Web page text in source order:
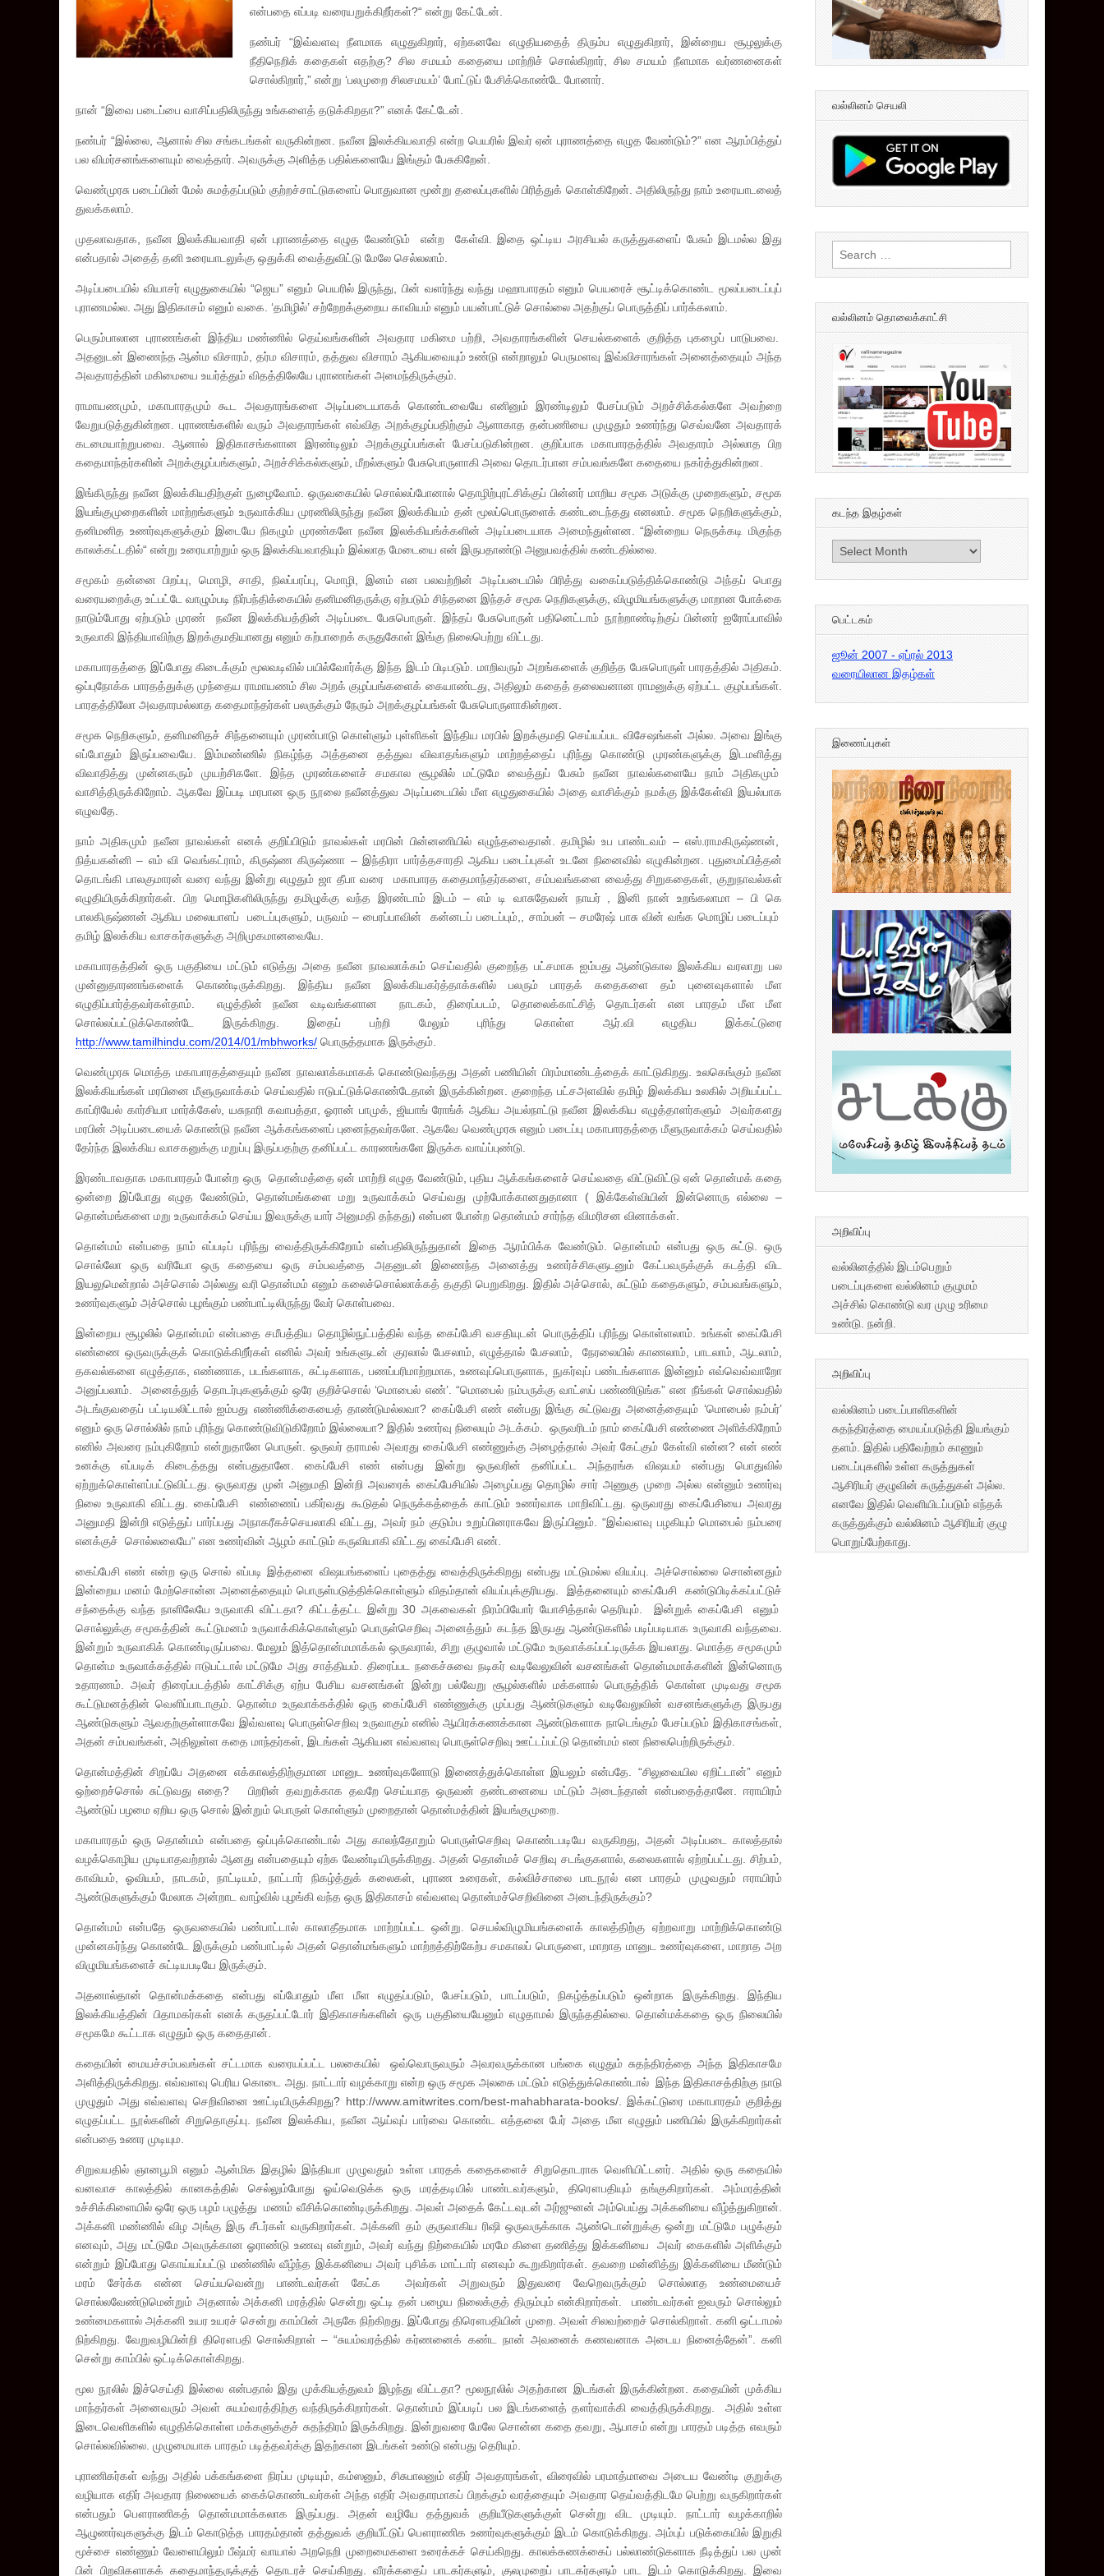
என்பதை எப்படி வரையறுக்கிறீர்கள்?“ என்று கேட்டேன்.
நண்பர் “இவ்வளவு நீளமாக எழுதுகிறார், ஏற்கனவே எழுதியதைத் திரும்ப எழுதுகிறார், இன்றைய சூழலுக்கு
நீதிநெறிக் கதைகள் எதற்கு? சில சமயம் கதையை மாற்றிச் சொல்கிறார், சில சமயம் நீளமாக வர்ணனைகள்
சொல்கிறார்,” என்று ‘பலமுறை சிலசமயம்’ போட்டுப் பேசிக்கொண்டே போனார்.
நான் “இவை படைப்பை வாசிப்பதிலிருந்து உங்களைத் தடுக்கிறதா?” எனக் கேட்டேன்.
நண்பர் “இல்லை, ஆனால் சில சங்கடங்கள் வருகின்றன. நவீன இலக்கியவாதி என்ற பெயரில் இவர் ஏன் புராணத்தை எழுத வேண்டும்?” என ஆரம்பித்துப்
பல விமர்சனங்களையும் வைத்தார். அவருக்கு அளித்த பதில்களையே இங்கும் பேசுகிறேன்.
வெண்முரசு படைப்பின் மேல் சுமத்தப்படும் குற்றச்சாட்டுகளைப் பொதுவான மூன்று தலைப்புகளில் பிரித்துக் கொள்கிறேன். அதிலிருந்து நாம் உரையாடலைத்
துவக்கலாம்.
முதலாவதாக, நவீன இலக்கியவாதி ஏன் புராணத்தை எழுத வேண்டும் என்ற கேள்வி. இதை ஒட்டிய அரசியல் கருத்துகளைப் பேசும் இடமல்ல இது
என்பதால் அதைத் தனி உரையாடலுக்கு ஒதுக்கி வைத்துவிட்டு மேலே செல்லலாம்.
அடிப்படையில் வியாசர் எழுதுகையில் “ஜெய” எனும் பெயரில் இருந்து, பின் வளர்ந்து வந்து மஹாபாரதம் எனும் பெயரைச் சூட்டிக்கொண்ட மூலப்படைப்புப்
புராணமல்ல. அது இதிகாசம் எனும் வகை. ‘தமிழில்’ சற்றேறக்குறைய காவியம் எனும் பயன்பாட்டுச் சொல்லை அதற்குப் பொருத்திப் பார்க்கலாம்.
பெரும்பாலான புராணங்கள் இந்திய மண்ணில் தெய்வங்களின் அவதார மகிமை பற்றி, அவதாரங்களின் செயல்களைக் குறித்த புகழைப் பாடுபவை.
அதனுடன் இணைந்த ஆன்ம விசாரம், தர்ம விசாரம், தத்துவ விசாரம் ஆகியவையும் உண்டு என்றாலும் பெருமளவு இவ்விசாரங்கள் அனைத்தையும் அந்த
அவதாரத்தின் மகிமையை உயர்த்தும் விதத்திலேயே புராணங்கள் அமைந்திருக்கும்.
ராமாயணமும், மகாபாரதமும் கூட அவதாரங்களை அடிப்படையாகக் கொண்டவையே எனினும் இரண்டிலும் பேசப்படும் அறச்சிக்கல்களே அவற்றை
வேறுபடுத்துகின்றன. புராணங்களில் வரும் அவதாரங்கள் எவ்வித அறக்குழப்பதிற்கும் ஆளாகாத தன்பணியை முழுதும் உணர்ந்து செவ்வனே அவதாரக்
கடமையாற்றுபவை. ஆனால் இதிகாசங்களான இரண்டிலும் அறக்குழப்பங்கள் பேசப்படுகின்றன. குறிப்பாக மகாபாரதத்தில் அவதாரம் அல்லாத பிற
கதைமாந்தர்களின் அறக்குழப்பங்களும், அறச்சிக்கல்களும், மீறல்களும் பேசுபொருளாகி அவை தொடர்பான சம்பவங்களே கதையை நகர்த்துகின்றன.
இங்கிருந்து நவீன இலக்கியதிற்குள் நுழைவோம். ஒருவகையில் சொல்லப்போனால் தொழிற்புரட்சிக்குப் பின்னர் மாறிய சமூக அடுக்கு முறைகளும், சமூக
இயங்குமுறைகளின் மாற்றங்களும் உருவாக்கிய முரணிலிருந்து நவீன இலக்கியம் தன் மூலப்பொருளைக் கண்டடைந்தது எனலாம். சமூக நெறிகளுக்கும்,
தனிமனித உணர்வுகளுக்கும் இடையே நிகழும் முரண்களே நவீன இலக்கியங்க்களின் அடிப்படையாக அமைந்துள்ளன. “இன்றைய நெருக்கடி மிகுந்த
காலக்கட்டதில்“ என்று உரையாற்றும் ஒரு இலக்கியவாதியும் இல்லாத மேடையை என் இருபதாண்டு அனுபவத்தில் கண்டதில்லை.
சமூகம் தன்னை பிறப்பு, மொழி, சாதி, நிலப்பரப்பு, மொழி, இனம் என பலவற்றின் அடிப்படையில் பிரித்து வகைப்படுத்திக்கொண்டு அந்தப் பொது
வரையறைக்கு உட்பட்டே வாழும்படி நிர்பந்திக்கையில் தனிமனிதருக்கு ஏற்படும் சிந்தனை இந்தச் சமூக நெறிகளுக்கு, விழுமியங்களுக்கு மாறான போக்கை
நாடும்போது ஏற்படும் முரண் நவீன இலக்கியத்தின் அடிப்படை பேசுபொருள். இந்தப் பேசுபொருள் பதினெட்டாம் நூற்றாண்டிற்குப் பின்னர் ஐரோப்பாவில்
உருவாகி இந்தியாவிற்கு இறக்குமதியானது எனும் கற்பாறைக் கருதுகோள் இங்கு நிலைபெற்று விட்டது.
மகாபாரதத்தை இப்போது கிடைக்கும் மூலவடிவில் பயில்வோர்க்கு இந்த இடம் பிடிபடும். மாறிவரும் அறங்களைக் குறித்த பேசுபொருள் பாரதத்தில் அதிகம்.
ஒப்புநோக்க பாரதத்துக்கு முந்தைய ராமாயணம் சில அறக் குழப்பங்களைக் கையாண்டது, அதிலும் கதைத் தலைவனான ராமனுக்கு ஏற்பட்ட குழப்பங்கள்.
பாரதத்திலோ அவதாரமல்லாத கதைமாந்தர்கள் பலருக்கும் நேரும் அறக்குழப்பங்கள் பேசுபொருளாகின்றன.
சமூக நெறிகளும், தனிமனிதச் சிந்தனையும் முரண்பாடு கொள்ளும் புள்ளிகள் இந்திய மரபில் இறக்குமதி செய்யப்பட விசேஷங்கள் அல்ல. அவை இங்கு
எப்போதும் இருப்பவையே. இம்மண்ணில் நிகழ்ந்த அத்தனை தத்துவ விவாதங்களும் மாற்றத்தைப் புரிந்து கொண்டு முரண்களுக்கு இடமளித்து
விவாதித்து முன்னகரும் முயற்சிகளே. இந்த முரண்களைச் சமகால சூழலில் மட்டுமே வைத்துப் பேசும் நவீன நாவல்களையே நாம் அதிகமும்
வாசித்திருக்கிறோம். ஆகவே இப்படி மரபான ஒரு நூலை நவீனத்துவ அடிப்படையில் மீள எழுதுகையில் அதை வாசிக்கும் நமக்கு இக்கேள்வி இயல்பாக
எழுவதே.
நாம் அதிகமும் நவீன நாவல்கள் எனக் குறிப்பிடும் நாவல்கள் மரபின் பின்னணியில் எழுந்தவைதான். தமிழில் உப பாண்டவம் – எஸ்.ராமகிருஷ்ணன்,
நித்யகன்னி – எம் வி வெங்கட்ராம், கிருஷ்ண கிருஷ்ணா – இந்திரா பார்த்தசாரதி ஆகிய படைப்புகள் உடனே நினைவில் எழுகின்றன. புதுமைப்பித்தன்
தொடங்கி பாலகுமாரன் வரை வந்து இன்று எழுதும் ஜா தீபா வரை மகாபாரத கதைமாந்தர்களை, சம்பவங்களை வைத்து சிறுகதைகள், குறுநாவல்கள்
எழுதியிருக்கிறார்கள். பிற மொழிகளிலிருந்து தமிழுக்கு வந்த இரண்டாம் இடம் – எம் டி வாசுதேவன் நாயர் , இனி நான் உறங்கலாமா – பி கெ
பாலகிருஷ்ணன் ஆகிய மலையாளப் படைப்புகளும், பருவம் – பைரப்பாவின் கன்னடப் படைப்பும்,, சாம்பன் – சமரேஷ் பாசு வின் வங்க மொழிப் படைப்பும்
தமிழ் இலக்கிய வாசகர்களுக்கு அறிமுகமானவையே.
மகாபாரதத்தின் ஒரு பகுதியை மட்டும் எடுத்து அதை நவீன நாவலாக்கம் செய்வதில் குறைந்த பட்சமாக ஐம்பது ஆண்டுகால இலக்கிய வரலாறு பல
முன்னுதாரணங்களைக் கொண்டிருக்கிறது. இந்திய நவீன இலக்கியகர்த்தாக்களில் பலரும் பாரதக் கதைகளை தம் புனைவுகளால் மீள
எழுதிப்பார்த்தவர்கள்தாம். எழுத்தின் நவீன வடிவங்களான நாடகம், திரைப்படம், தொலைக்காட்சித் தொடர்கள் என பாரதம் மீள மீள
சொல்லப்பட்டுக்கொண்டே இருக்கிறது. இதைப் பற்றி மேலும் புரிந்து கொள்ள ஆர்.வி எழுதிய இக்கட்டுரை
http://www.tamilhindu.com/2014/01/mbhworks/ பொருத்தமாக இருக்கும்.
வெண்முரசு மொத்த மகாபாரதத்தையும் நவீன நாவலாக்கமாகக் கொண்டுவந்தது அதன் பணியின் பிரம்மாண்டத்தைக் காட்டுகிறது. உலகெங்கும் நவீன
இலக்கியங்கள் மரபினை மீளுருவாக்கம் செய்வதில் ஈடுபட்டுக்கொண்டேதான் இருக்கின்றன. குறைந்த பட்சஅளவில் தமிழ் இலக்கிய உலகில் அறியப்பட்ட
காப்ரியேல் கார்சியா மார்க்கேஸ், யசுநாரி கவாபத்தா, ஓரான் பாமுக், ஜியாங் ரோங்க் ஆகிய அயல்நாட்டு நவீன இலக்கிய எழுத்தாளர்களும் அவர்களது
மரபின் அடிப்படையைக் கொண்டு நவீன ஆக்கங்களைப் புனைந்தவர்களே. ஆகவே வெண்முரசு எனும் படைப்பு மகாபாரதத்தை மீளுருவாக்கம் செய்வதில்
தேர்ந்த இலக்கிய வாசகனுக்கு மறுப்பு இருப்பதற்கு தனிப்பட்ட காரணங்களே இருக்க வாய்ப்புண்டு.
இரண்டாவதாக மகாபாரதம் போன்ற ஒரு தொன்மத்தை ஏன் மாற்றி எழுத வேண்டும், புதிய ஆக்கங்களைச் செய்வதை விட்டுவிட்டு ஏன் தொன்மக் கதை
ஒன்றை இப்போது எழுத வேண்டும், தொன்மங்களை மறு உருவாக்கம் செய்வது முற்போக்கானதுதானா ( இக்கேள்வியின் இன்னொரு எல்லை –
தொன்மங்களை மறு உருவாக்கம் செய்ய இவருக்கு யார் அனுமதி தந்தது) என்பன போன்ற தொன்மம் சார்ந்த விமரிசன வினாக்கள்.
தொன்மம் என்பதை நாம் எப்படிப் புரிந்து வைத்திருக்கிறோம் என்பதிலிருந்துதான் இதை ஆரம்பிக்க வேண்டும். தொன்மம் என்பது ஒரு சுட்டு. ஒரு
சொல்லோ ஒரு வரியோ ஒரு கதையை ஒரு சம்பவத்தை அதனுடன் இணைந்த அனைத்து உணர்ச்சிகளுடனும் கேட்பவருக்குக் கடத்தி விட
இயலுமென்றால் அச்சொல் அல்லது வரி தொன்மம் எனும் கலைச்சொல்லாக்கத் தகுதி பெறுகிறது. இதில் அச்சொல், சுட்டும் கதைகளும், சம்பவங்களும்,
உணர்வுகளும் அச்சொல் புழங்கும் பண்பாட்டிலிருந்து வேர் கொள்பவை.
இன்றைய சூழலில் தொன்மம் என்பதை சமீபத்திய தொழில்நுட்பத்தில் வந்த கைப்பேசி வசதியுடன் பொருத்திப் புரிந்து கொள்ளலாம். உங்கள் கைப்பேசி
எண்ணை ஒருவருக்குக் கொடுக்கிறீர்கள் எனில் அவர் உங்களுடன் குரலால் பேசலாம், எழுத்தால் பேசலாம், நேரலையில் காணலாம், பாடலாம், ஆடலாம்,
தகவல்களை எழுத்தாக, எண்ணாக, படங்களாக, சுட்டிகளாக, பணப்பரிமாற்றமாக, உணவுப்பொருளாக, நுகர்வுப் பண்டங்களாக இன்னும் எவ்வெவ்வாறோ
அனுப்பலாம். அனைத்துத் தொடர்புகளுக்கும் ஒரே குறிச்சொல் ‘மொபைல் எண்’. “மொபைல் நம்பருக்கு வாட்ஸப் பண்ணிடுங்க” என நீங்கள் சொல்வதில்
அடங்குவதைப் பட்டியலிட்டால் ஐம்பது எண்ணிக்கையைத் தாண்டுமல்லவா? கைப்பேசி எண் என்பது இங்கு சுட்டுவது அனைத்தையும் ‘மொபைல் நம்பர்’
எனும் ஒரு சொல்லில் நாம் புரிந்து கொண்டுவிடுகிறோம் இல்லையா? இதில் உணர்வு நிலையும் அடக்கம். ஒருவரிடம் நாம் கைப்பேசி எண்ணை அளிக்கிறோம்
எனில் அவரை நம்புகிறோம் என்றுதானே பொருள். ஒருவர் தராமல் அவரது கைப்பேசி எண்ணுக்கு அழைத்தால் அவர் கேட்கும் கேள்வி என்ன? என் எண்
உனக்கு எப்படிக் கிடைத்தது என்பதுதானே. கைப்பேசி எண் என்பது இன்று ஒருவரின் தனிப்பட்ட அந்தரங்க விஷயம் என்பது பொதுவில்
ஏற்றுக்கொள்ளப்பட்டுவிட்டது. ஒருவரது முன் அனுமதி இன்றி அவரைக் கைப்பேசியில் அழைப்பது தொழில் சார் அணுகு முறை அல்ல என்னும் உணர்வு
நிலை உருவாகி விட்டது. கைப்பேசி எண்ணைப் பகிர்வது கூடுதல் நெருக்கத்தைக் காட்டும் உணர்வாக மாறிவிட்டது. ஒருவரது கைப்பேசியை அவரது
அனுமதி இன்றி எடுத்துப் பார்ப்பது அநாகரீகச்செயலாகி விட்டது, அவர் நம் குடும்ப உறுப்பினராகவே இருப்பினும். “இவ்வளவு பழகியும் மொபைல் நம்பரை
எனக்குச் சொல்லலையே“ என உணர்வின் ஆழம் காட்டும் கருவியாகி விட்டது கைப்பேசி எண்.
கைப்பேசி எண் என்ற ஒரு சொல் எப்படி இத்தனை விஷயங்களைப் புதைத்து வைத்திருக்கிறது என்பது மட்டுமல்ல வியப்பு. அச்சொல்லை சொன்னதும்
இன்றைய மனம் மேற்சொன்ன அனைத்தையும் பொருள்படுத்திக்கொள்ளும் விதம்தான் வியப்புக்குரியது. இத்தனையும் கைப்பேசி கண்டுபிடிக்கப்பட்டுச்
சந்தைக்கு வந்த நாளிலேயே உருவாகி விட்டதா? கிட்டத்தட்ட இன்று 30 அகவைகள் நிரம்பியோர் யோசித்தால் தெரியும். இன்றுக் கைப்பேசி எனும்
சொல்லுக்கு சமூகத்தின் கூட்டுமனம் உருவாக்கிக்கொள்ளும் பொருள்செறிவு அனைத்தும் கடந்த இருபது ஆண்டுகளில் படிப்படியாக உருவாகி வந்தவை.
இன்றும் உருவாகிக் கொண்டிருப்பவை. மேலும் இத்தொன்மமாக்கல் ஒருவரால், சிறு குழுவால் மட்டுமே உருவாக்கப்பட்டிருக்க இயலாது. மொத்த சமூகமும்
தொன்ம உருவாக்கத்தில் ஈடுபட்டால் மட்டுமே அது சாத்தியம். திரைப்பட நகைச்சுவை நடிகர் வடிவேலுவின் வசனங்கள் தொன்மமாக்களின் இன்னொரு
உதாரணம். அவர் திரைப்படத்தில் காட்சிக்கு ஏற்ப பேசிய வசனங்கள் இன்று பல்வேறு சூழல்களில் மக்களால் பொருத்திக் கொள்ள முடிவது சமூக
கூட்டுமனத்தின் வெளிப்பாடாகும். தொன்ம உருவாக்கக்தில் ஒரு கைப்பேசி எண்ணுக்கு முப்பது ஆண்டுகளும் வடிவேலுவின் வசனங்களுக்கு இருபது
ஆண்டுகளும் ஆவதற்குள்ளாகவே இவ்வளவு பொருள்செறிவு உருவாகும் எனில் ஆயிரக்கணக்கான ஆண்டுகளாக நாடெங்கும் பேசப்படும் இதிகாசங்கள்,
அதன் சம்பவங்கள், அதிலுள்ள கதை மாந்தர்கள், இடங்கள் ஆகியன எவ்வளவு பொருள்செறிவு ஊட்டப்பட்டு தொன்மம் என நிலைபெற்றிருக்கும்.
தொன்மத்தின் சிறப்பே அதனை எக்காலத்திற்குமான மானுட உணர்வுகளோடு இணைத்துக்கொள்ள இயலும் என்பதே. “சிலுவையில ஏறிட்டான்” எனும்
ஒற்றைச்சொல் சுட்டுவது எதை? பிறரின் தவறுக்காக தவறே செய்யாத ஒருவன் தண்டனையை மட்டும் அடைந்தான் என்பதைத்தானே. ஈராயிரம்
ஆண்டுப் பழமை ஏறிய ஒரு சொல் இன்றும் பொருள் கொள்ளும் முறைதான் தொன்மத்தின் இயங்குமுறை.
மகாபாரதம் ஒரு தொன்மம் என்பதை ஒப்புக்கொண்டால் அது காலந்தோறும் பொருள்செறிவு கொண்டபடியே வருகிறது, அதன் அடிப்படை காலத்தால்
வழக்கொழிய முடியாதவற்றால் ஆனது என்பதையும் ஏற்க வேண்டியிருக்கிறது. அதன் தொன்மச் செறிவு சடங்குகளால், கலைகளால் ஏற்றப்பட்டது. சிற்பம்,
காவியம், ஓவியம், நாடகம், நாட்டியம், நாட்டார் நிகழ்த்துக் கலைகள், புராண உரைகள், கல்விச்சாலை பாடநூல் என பாரதம் முழுவதும் ஈராயிரம்
ஆண்டுகளுக்கும் மேலாக அன்றாட வாழ்வில் புழங்கி வந்த ஒரு இதிகாசம் எவ்வளவு தொன்மச்செறிவினை அடைந்திருக்கும்?
தொன்மம் என்பதே ஒருவகையில் பண்பாட்டால் காலாதீதமாக மாற்றப்பட்ட ஒன்று. செயல்விழுமியங்களைக் காலத்திற்கு ஏற்றவாறு மாற்றிக்கொண்டு
முன்னகர்ந்து கொண்டே இருக்கும் பண்பாட்டில் அதன் தொன்மங்களும் மாற்றத்திற்கேற்ப சமகாலப் பொருளை, மாறாத மானுட உணர்வுகளை, மாறாத அற
விழுமியங்களைச் சுட்டியபடியே இருக்கும்.
அதனால்தான் தொன்மக்கதை என்பது எப்போதும் மீள மீள எழுதப்படும், பேசப்படும், பாடப்படும், நிகழ்த்தப்படும் ஒன்றாக இருக்கிறது. இந்திய
இலக்கியத்தின் பிதாமகர்கள் எனக் கருதப்பட்டோர் இதிகாசங்களின் ஒரு பகுதியையேனும் எழுதாமல் இருந்ததில்லை. தொன்மக்கதை ஒரு நிலையில்
சமூகமே கூட்டாக எழுதும் ஒரு கதைதான்.
கதையின் மையச்சம்பவங்கள் சட்டமாக வரையப்பட்ட பலகையில் ஒவ்வொருவரும் அவரவருக்கான பங்கை எழுதும் சுதந்திரத்தை அந்த இதிகாசமே
அளித்திருக்கிறது. எவ்வளவு பெரிய கொடை அது. நாட்டார் வழக்காறு என்ற ஒரு சமூக அலகை மட்டும் எடுத்துக்கொண்டால் இந்த இதிகாசத்திற்கு நாடு
முழுதும் அது எவ்வளவு செறிவினை ஊட்டியிருக்கிறது? http://www.amitwrites.com/best-mahabharata-books/. இக்கட்டுரை மகாபாரதம் குறித்து
எழுதப்பட்ட நூல்களின் சிறுதொகுப்பு. நவீன இலக்கிய, நவீன ஆய்வுப் பார்வை கொண்ட எத்தனை பேர் அதை மீள எழுதும் பணியில் இருக்கிறார்கள்
என்பதை உணர முடியும.
சிறுவயதில் ஞானபூமி எனும் ஆன்மிக இதழில் இந்தியா முழுவதும் உள்ள பாரதக் கதைகளைச் சிறுதொடராக வெளியிட்டனர். அதில் ஒரு கதையில்
வனவாச காலத்தில் கானகத்தில் செல்லும்போது ஓய்வெடுக்க ஒரு மரத்தடியில் பாண்டவர்களும், திரௌபதியும் தங்குகிறார்கள். அம்மரத்தின்
உச்சிக்கிளையில் ஒரே ஒரு பழம் பழுத்து மணம் வீசிக்கொண்டிருக்கிறது. அவள் அதைக் கேட்டவுடன் அர்ஜுனன் அம்பெய்து அக்கனியை வீழ்த்துகிறான்.
அக்கனி மண்ணில் விழ அங்கு இரு சீடர்கள் வருகிறார்கள். அக்கனி தம் குருவாகிய ரிஷி ஒருவருக்காக ஆண்டொன்றுக்கு ஒன்று மட்டுமே பழுக்கும்
எனவும், அது மட்டுமே அவருக்கான ஓராண்டு உணவு என்றும், அவர் வந்து நிற்கையில் மரமே கிளை தணித்து இக்கனியை அவர் கைகளில் அளிக்கும்
என்றும் இப்போது கொய்யப்பட்டு மண்ணில் வீழ்ந்த இக்கனியை அவர் புசிக்க மாட்டார் எனவும் கூறுகிறார்கள். தவறை மன்னித்து இக்கனியை மீண்டும்
மரம் சேர்க்க என்ன செய்யவென்று பாண்டவர்கள் கேட்க அவர்கள் அறுவரும் இதுவரை வேறெவருக்கும் சொல்லாத உண்மையைச்
சொல்லவேண்டுமென்றும் அதனால் அக்கனி மரத்தில் சென்று ஒட்டி தன் பழைய நிலைக்குத் திரும்பும் என்கிறார்கள். பாண்டவர்கள் ஐவரும் சொல்லும்
உண்மைகளால் அக்கனி உயர உயரச் சென்று காம்பின் அருகே நிற்கிறது. இப்போது திரௌபதியின் முறை. அவள் சிலவற்றைச் சொல்கிறாள். கனி ஒட்டாமல்
நிற்கிறது. வேறுவழியின்றி திரௌபதி சொல்கிறாள் – “சுயம்வரத்தில் கர்ணனைக் கண்ட நான் அவனைக் கணவனாக அடைய நினைத்தேன்”. கனி
சென்று காம்பில் ஒட்டிக்கொள்கிறது.
மூல நூலில் இச்செய்தி இல்லை என்பதால் இது முக்கியத்துவம் இழந்து விட்டதா? மூலநூலில் அதற்கான இடங்கள் இருக்கின்றன. கதையின் முக்கிய
மாந்தர்கள் அனைவரும் அவள் சுயம்வரத்திற்கு வந்திருக்கிறார்கள். தொன்மம் இப்படிப் பல இடங்களைத் தளர்வாக்கி வைத்திருக்கிறது. அதில் உள்ள
இடைவெளிகளில் எழுதிக்கொள்ள மக்களுக்குச் சுதந்திரம் இருக்கிறது. இன்றுவரை மேலே சொன்ன கதை தவறு, ஆபாசம் என்று பாரதம் படித்த எவரும்
சொல்லவில்லை. முழுமையாக பாரதம் படித்தவர்க்கு இதற்கான இடங்கள் உண்டு என்பது தெரியும்.
புராணிகர்கள் வந்து அதில் பக்கங்களை நிரப்ப முடியும், கம்ஸனும், சிசுபாலனும் எதிர் அவதாரங்கள், விரைவில் பரமாத்மாவை அடைய வேண்டி குறுக்கு
வழியாக எதிர் அவதார நிலையைக் கைக்கொண்டவர்கள் அந்த எதிர் அவதாரமாகப் பிறக்கும் வரத்தையும் அவதார தெய்வத்திடமே பெற்று வருகிறார்கள்
என்பதும் பௌராணிகத் தொன்மமாக்கலாக இருப்பது. அதன் வழியே தத்துவக் குறியீடுகளுக்குள் சென்று விட முடியும். நாட்டார் வழக்காறில்
ஆழுணர்வுகளுக்கு இடம் கொடுத்த பாரதம்தான் தத்துவக் குறியீட்டுப் பௌராணிக உணர்வுகளுக்கும் இடம் கொடுக்கிறது. அம்புப் படுக்கையில் இறுதி
மூச்சை எண்ணும் வேளையிலும் பீஷ்மர் வாயால் அறநெறி முறைமைகளை உரைக்கச் செய்கிறது. காலக்கணக்கைப் பல்லாண்டுகளாக நீடித்துப் பல முன்
பின் பிறவிகளாகக் கதைமாந்தருக்குத் தொடரச் செய்கிறது. வீரக்கதைப் பாடகர்களும், குலமுறைப் பாடகர்களும் பாட இடம் கொடுக்கிறது. இவை
வல்லினம் செயலி
Search
for:
வல்லினம் தொலைக்காட்சி
கடந்த இதழ்கள்
கடந்த
இதழ்கள்
பெட்டகம்
ஜூன் 2007 - ஏப்ரல் 2013
வரையிலான இதழ்கள்
இணைப்புகள்
அறிவிப்பு
வல்லினத்தில் இடம்பெறும்
படைப்புகளை வல்லினம் குழுமம்
அச்சில் கொண்டு வர முழு உரிமை
உண்டு. நன்றி.
அறிவிப்பு
வல்லினம் படைப்பாளிகளின்
சுதந்திரத்தை மையப்படுத்தி இயங்கும்
தளம். இதில் பதிவேற்றம் காணும்
படைப்புகளில் உள்ள கருத்துகள்
ஆசிரியர் குழுவின் கருத்துகள் அல்ல.
எனவே இதில் வெளியிடப்படும் எந்தக்
கருத்துக்கும் வல்லினம் ஆசிரியர் குழு
பொறுப்பேற்காது.